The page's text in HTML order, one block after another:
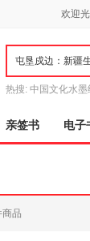
欢迎
热搜: 中国文化水墨
亲签书 电子
商品